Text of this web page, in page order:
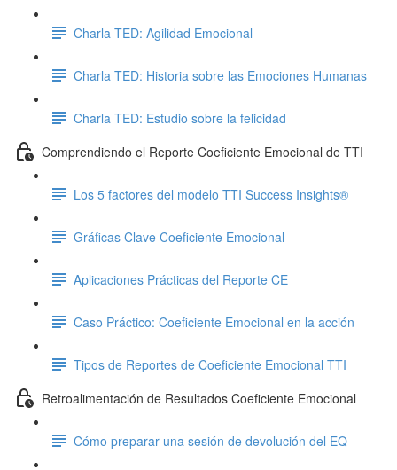
Charla TED: Agilidad Emocional
Charla TED: Historia sobre las Emociones Humanas
Charla TED: Estudio sobre la felicidad
Comprendiendo el Reporte Coeficiente Emocional de TTI
Los 5 factores del modelo TTI Success Insights®
Gráficas Clave Coeficiente Emocional
Aplicaciones Prácticas del Reporte CE
Caso Práctico: Coeficiente Emocional en la acción
Tipos de Reportes de Coeficiente Emocional TTI
Retroalimentación de Resultados Coeficiente Emocional
Cómo preparar una sesión de devolución del EQ